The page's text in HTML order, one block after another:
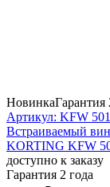
НовинкаГарантия
Артикул: KFW
Встраиваемый
KORTING KFW
доступно к заказу
Гарантия 2 года